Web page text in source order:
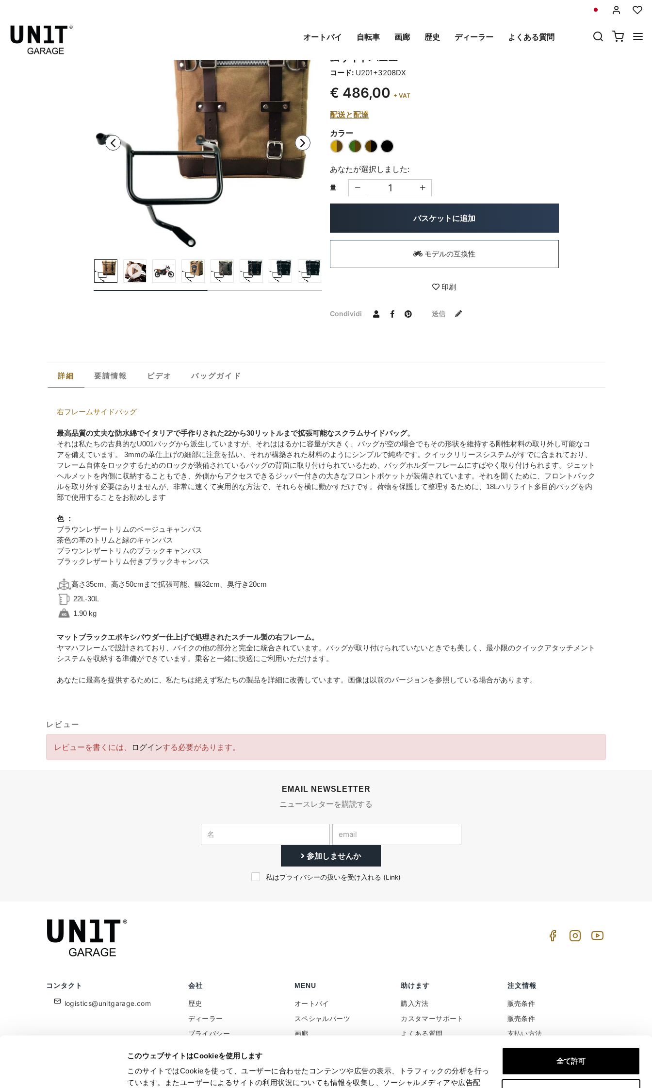
このウェブサイトはCookieを使用します
このサイトではCookieを使って、ユーザーに合わせたコンテンツや広告の表示、トラフィックの分析を行っ
ています。またユーザーによるサイトの利用状況についても情報を収集し、ソーシャルメディアや広告配
全て許可
オートバイ 自転車 画廊 歴史 ディーラー よくある質問
キャンバス22L-30L+ヤマハ右サブフレームのスクラ
ムサイドパニエ
コード: U201+3208DX
€ 486,00 + VAT
配送と配達
カラー
あなたが選択しました:
量
バスケットに追加
モデルの互換性
印刷
Condividi 送信
詳細 要請情報 ビデオ バッグガイド
右フレームサイドバッグ
最高品質の丈夫な防水綿でイタリアで手作りされた22から30リットルまで拡張可能なスクラムサイドバッグ。
それは私たちの古典的なU001バッグから派生していますが、それははるかに容量が大きく、バッグが空の場合でもその形状を維持する剛性材料の取り外し可能なコ
アを備えています。 3mmの革仕上げの細部に注意を払い、それが構築された材料のようにシンプルで純粋です。クイックリリースシステムがすでに含まれており、
フレーム自体をロックするためのロックが装備されているバッグの背面に取り付けられているため、バッグホルダーフレームにすばやく取り付けられます。ジェット
ヘルメットを内側に収納することもでき、外側からアクセスできるジッパー付きの大きなフロントポケットが装備されています。それを開くために、フロントバック
ルを取り外す必要はありませんが、非常に速くて実用的な方法で、それらを横に動かすだけです。荷物を保護して整理するために、18Lハリライト多目的バッグを内
部で使用することをお勧めします
色 ：
ブラウンレザートリムのベージュキャンバス
茶色の革のトリムと緑のキャンバス
ブラウンレザートリムのブラックキャンバス
ブラックレザートリム付きブラックキャンバス
高さ35cm、高さ50cmまで拡張可能、幅32cm、奥行き20cm
22L-30L
1.90 kg
マットブラックエポキシパウダー仕上げで処理されたスチール製の右フレーム。
ヤマハフレームで設計されており、バイクの他の部分と完全に統合されています。バッグが取り付けられていないときでも美しく、最小限のクイックアタッチメント
システムを収納する準備ができています。乗客と一緒に快適にご利用いただけます。
あなたに最高を提供するために、私たちは絶えず私たちの製品を詳細に改善しています。画像は以前のバージョンを参照している場合があります。
レビュー
レビューを書くには、 ログインする必要があります。
EMAIL NEWSLETTER
ニュースレターを購読する
参加しませんか
私はプライバシーの扱いを受け入れる (Link)
コンタクト
logistics@unitgarage.com
会社
歴史
ディーラー
プライバシー
フィードバック
MENU
オートバイ
スペシャルパーツ
画廊
Social Wall
助けます
購入方法
カスタマーサポート
よくある質問
注文情報
販売条件
販売条件
支払い方法
配送と配達
満足または払い戻された